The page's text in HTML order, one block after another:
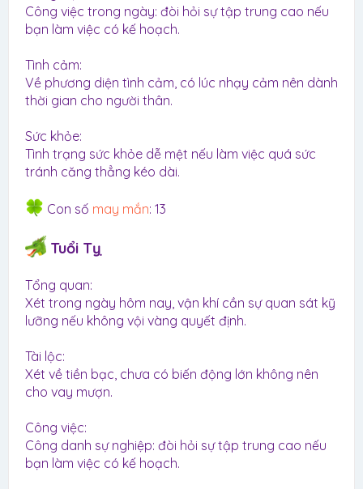
Công việc trong ngày: đòi hỏi sự tập trung cao nếu
bạn làm việc có kế hoạch.
Tình cảm:
Về phương diện tình cảm, có lúc nhạy cảm nên dành
thời gian cho người thân.
Sức khỏe:
Tình trạng sức khỏe dễ mệt nếu làm việc quá sức
tránh căng thẳng kéo dài.
Con số may mắn: 13
Tuổi Tỵ
Tổng quan:
Xét trong ngày hôm nay, vận khí cần sự quan sát kỹ
lưỡng nếu không vội vàng quyết định.
Tài lộc:
Xét về tiền bạc, chưa có biến động lớn không nên
cho vay mượn.
Công việc:
Công danh sự nghiệp: đòi hỏi sự tập trung cao nếu
bạn làm việc có kế hoạch.